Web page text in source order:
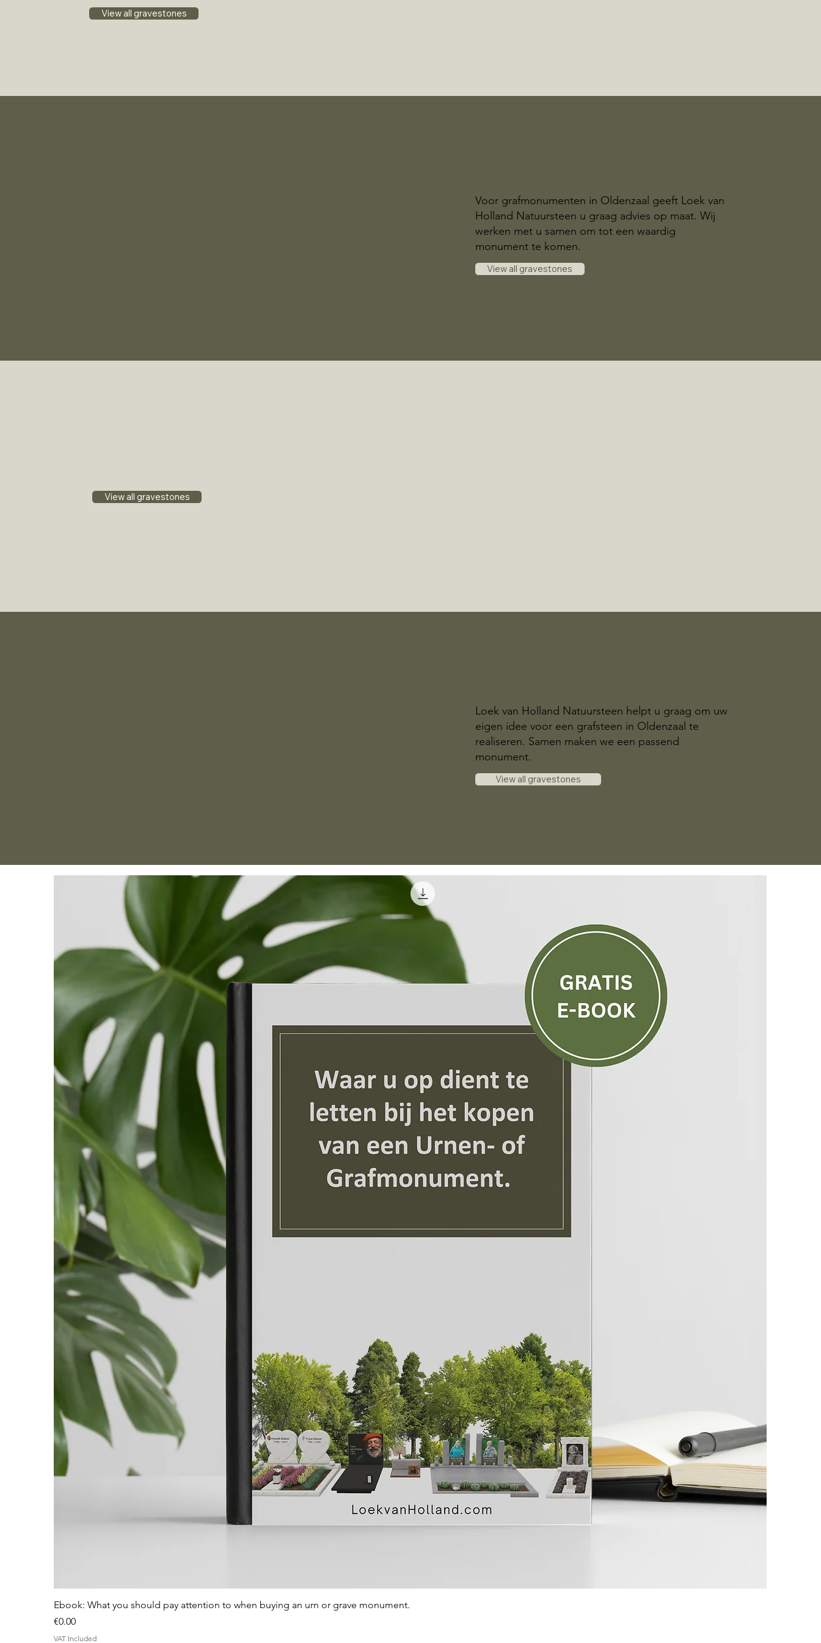
View all gravestones
Voor grafmonumenten in Oldenzaal geeft Loek van
Holland Natuursteen u graag advies op maat. Wij
werken met u samen om tot een waardig
monument te komen.
View all gravestones
View all gravestones
Loek van Holland Natuursteen helpt u graag om uw
eigen idee voor een grafsteen in Oldenzaal te
realiseren. Samen maken we een passend
monument.
View all gravestones
Quick View
Ebook: What you should pay attention to when buying an urn or grave monument.
Price
€0.00
VAT Included